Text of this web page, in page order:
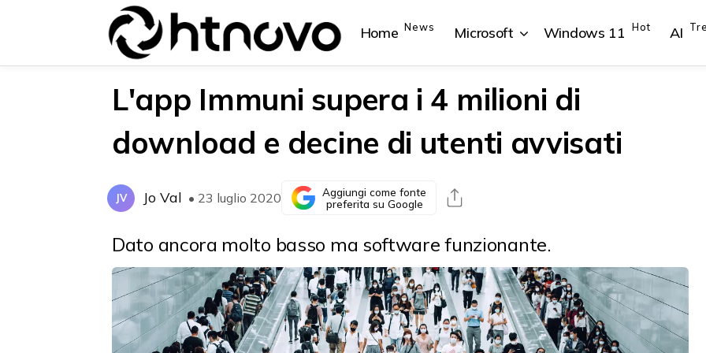
Home News Microsoft
{{POSTS[0].LABEL}} {{POSTS[1].LABEL}} {{POSTS[2].LABEL}}
Windows 11 Hot AI
{{POSTS[0].LABEL}} {{POSTS[1].LABEL}} {{POSTS[2].LABEL}}
L'app Immuni supera i 4 milioni di
download e decine di utenti avvisati
JV Jo Val • 23 luglio 2020
Aggiungi come fonte
preferita su Google
Dato ancora molto basso ma software funzionante.